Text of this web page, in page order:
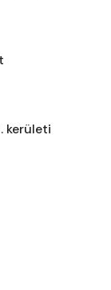
kerületi